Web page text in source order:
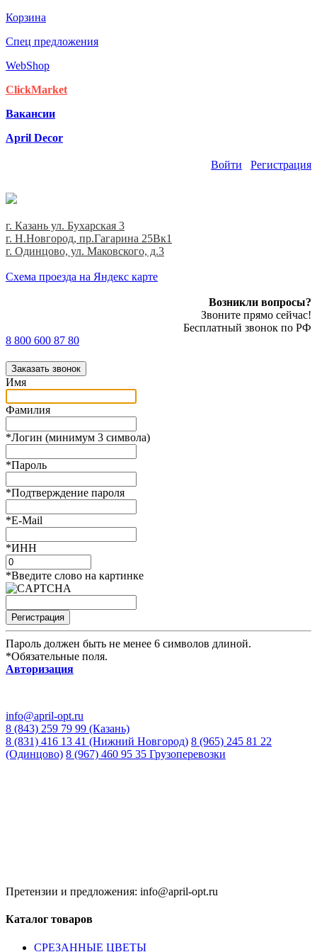
Корзина
Спец предложения
WebShop
ClickMarket
Вакансии
April Decor
Войти Регистрация
г. Казань ул. Бухарская 3
г. Н.Новгород, пр.Гагарина 25Вк1
г. Одинцово, ул. Маковского, д.3
Cхема проезда на Яндекс карте
Возникли вопросы?
Звоните прямо сейчас!
Бесплатный звонок по РФ
8 800 600 87 80
Заказать звонок
Имя
Фамилия
*Логин (минимум 3 символа)
*Пароль
*Подтверждение пароля
*E-Mail
*ИНН
*Введите слово на картинке
Пароль должен быть не менее 6 символов длиной.
*Обязательные поля.
Авторизация
info@april-opt.ru
8 (843) 259 79 99 (Казань)
8 (831) 416 13 41 (Нижний Новгород) 8 (965) 245 81 22
(Одинцово) 8 (967) 460 95 35 Грузоперевозки
Претензии и предложения: info@april-opt.ru
Каталог товаров
CPЕЗАННЫЕ ЦВЕТЫ